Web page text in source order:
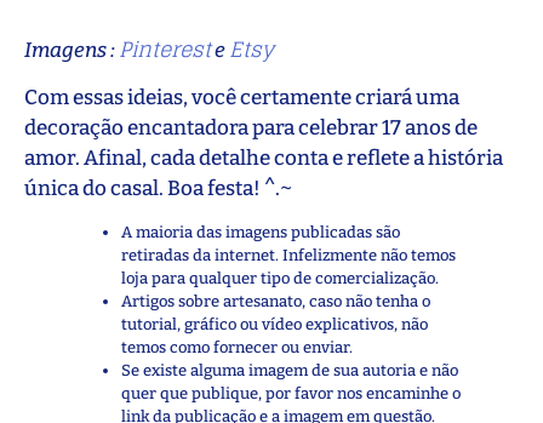
Imagens :PinteresteEtsy
Com essas ideias, você certamente criará uma
decoração encantadora para celebrar 17 anos de
amor. Afinal, cada detalhe conta e reflete a história
única do casal. Boa festa! ^.~
A maioria das imagens publicadas são
retiradas da internet. Infelizmente não temos
loja para qualquer tipo de comercialização.
Artigos sobre artesanato, caso não tenha o
tutorial, gráfico ou vídeo explicativos, não
temos como fornecer ou enviar.
Se existe alguma imagem de sua autoria e não
quer que publique, por favor nos encaminhe o
link da publicação e a imagem em questão.